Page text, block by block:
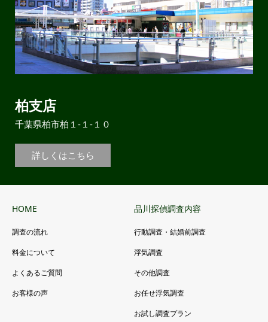
柏支店
千葉県柏市柏１-１-１０
詳しくはこちら
HOME
調査の流れ
料金について
よくあるご質問
お客様の声
品川探偵調査内容
行動調査・結婚前調査
浮気調査
その他調査
お任せ浮気調査
お試し調査プラン